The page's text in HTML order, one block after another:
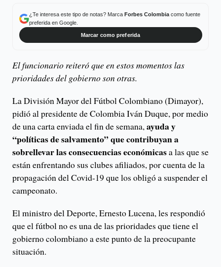
¿Te interesa este tipo de notas? Marca Forbes Colombiacomo fuente
preferida en Google.
Marcar como preferida
El funcionario reiteró que en estos momentos las
prioridades del gobierno son otras.
La División Mayor del Fútbol Colombiano (Dimayor),
pidió al presidente de Colombia Iván Duque, por medio
de una carta enviada el fin de semana,ayuda y
“políticas de salvamento” que contribuyan a
sobrellevar las consecuencias económicasa las que se
están enfrentando sus clubes afiliados, por cuenta de la
propagación del Covid-19 que los obligó a suspender el
campeonato.
El ministro del Deporte, Ernesto Lucena, les respondió
que el fútbol no es una de las prioridades que tiene el
gobierno colombiano a este punto de la preocupante
situación.